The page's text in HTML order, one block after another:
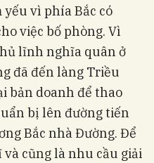
vì phía Bắc có
việc bố phòng. Vì
lĩnh nghĩa quân ở
đã đến làng Triều
bản doanh để thao
bị lên đường tiến
Bắc nhà Đường. Để
cũng là nhu cầu giải